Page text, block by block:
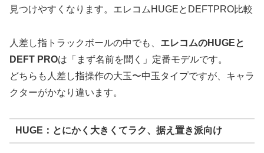
見つけやすくなります。エレコムHUGEとDEFTPRO比較
人差し指トラックボールの中でも、 エレコムのHUGEと
DEFT PROは「まず名前を聞く」定番モデルです。
どちらも人差し指操作の大玉〜中玉タイプですが、キャラ
クターがかなり違います。
HUGE：とにかく大きくてラク、据え置き派向け